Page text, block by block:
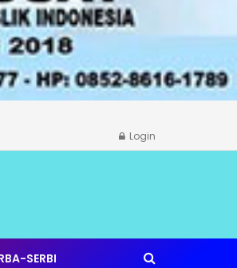
Login
SERBI